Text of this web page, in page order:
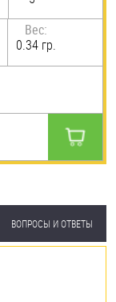
Вес:
0.34 гр.
ВОПРОСЫ И ОТВЕТЫ